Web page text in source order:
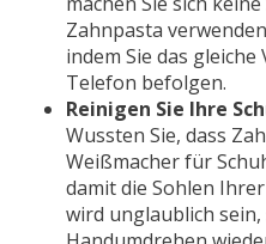
Zahnpasta
indem Sie das
Telefon befolgen.
Reinigen Sie Ihre
Wussten Sie, dass
Weißmacher für
damit die Sohlen
wird unglaublich sein,